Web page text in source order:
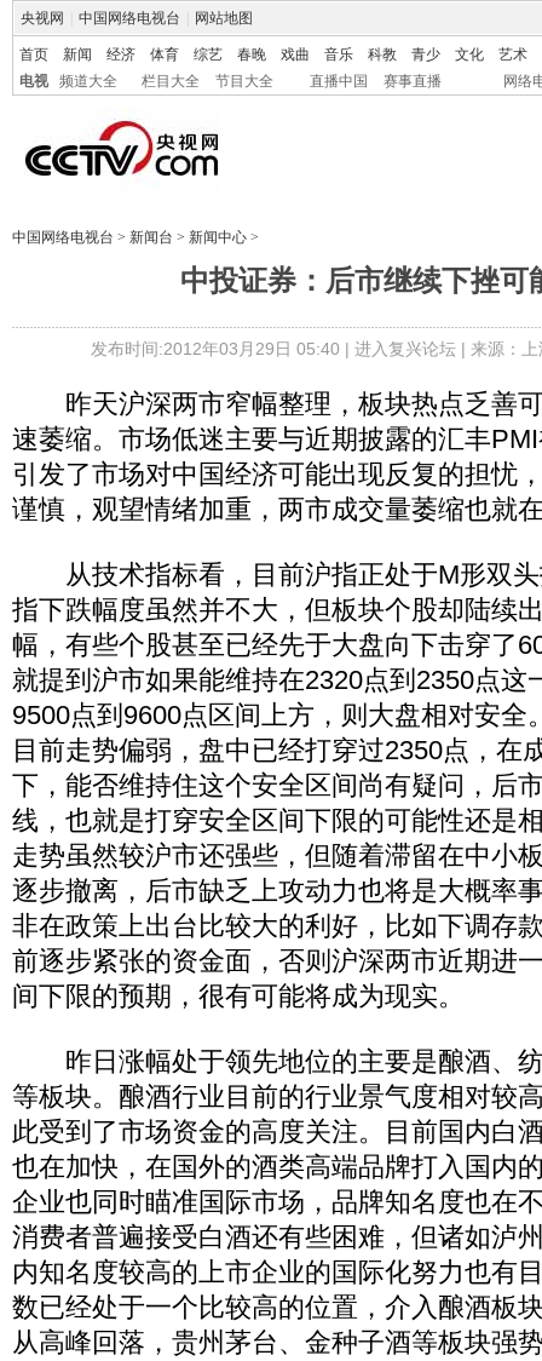
央视网 中国网络电视台 网站地图
首页 新闻 经济 体育 综艺 春晚 戏曲 音乐 科教 青少 文化
艺术
电视
频道大全 栏目大全 节目大全 直播中国 赛事直播 网络
中国网络电视台 > 新闻台 > 新闻中心 >
中投证券：后市继续下挫可
发布时间:2012年03月29日 05:40 | 进入复兴论坛| 来源：
昨天沪深两市窄幅整理，板块热点乏善
速萎缩。市场低迷主要与近期披露的汇丰
引发了市场对中国经济可能出现反复的担忧
谨慎，观望情绪加重，两市成交量萎缩也就
从技术指标看，目前沪指正处于M形双头
指下跌幅度虽然并不大，但板块个股却陆续
幅，有些个股甚至已经先于大盘向下击穿了
就提到沪市如果能维持在2320点到2350点这
9500点到9600点区间上方，则大盘相对安全
目前走势偏弱，盘中已经打穿过2350点，在
下，能否维持住这个安全区间尚有疑问，后
线，也就是打穿安全区间下限的可能性还是
走势虽然较沪市还强些，但随着滞留在中小
逐步撤离，后市缺乏上攻动力也将是大概率
非在政策上出台比较大的利好，比如下调存
前逐步紧张的资金面，否则沪深两市近期进
间下限的预期，很有可能将成为现实。
昨日涨幅处于领先地位的主要是酿酒、
等板块。酿酒行业目前的行业景气度相对较
此受到了市场资金的高度关注。目前国内白
也在加快，在国外的酒类高端品牌打入国内
企业也同时瞄准国际市场，品牌知名度也在
消费者普遍接受白酒还有些困难，但诸如泸
内知名度较高的上市企业的国际化努力也有
数已经处于一个比较高的位置，介入酿酒板
从高峰回落，贵州茅台、金种子酒等板块强